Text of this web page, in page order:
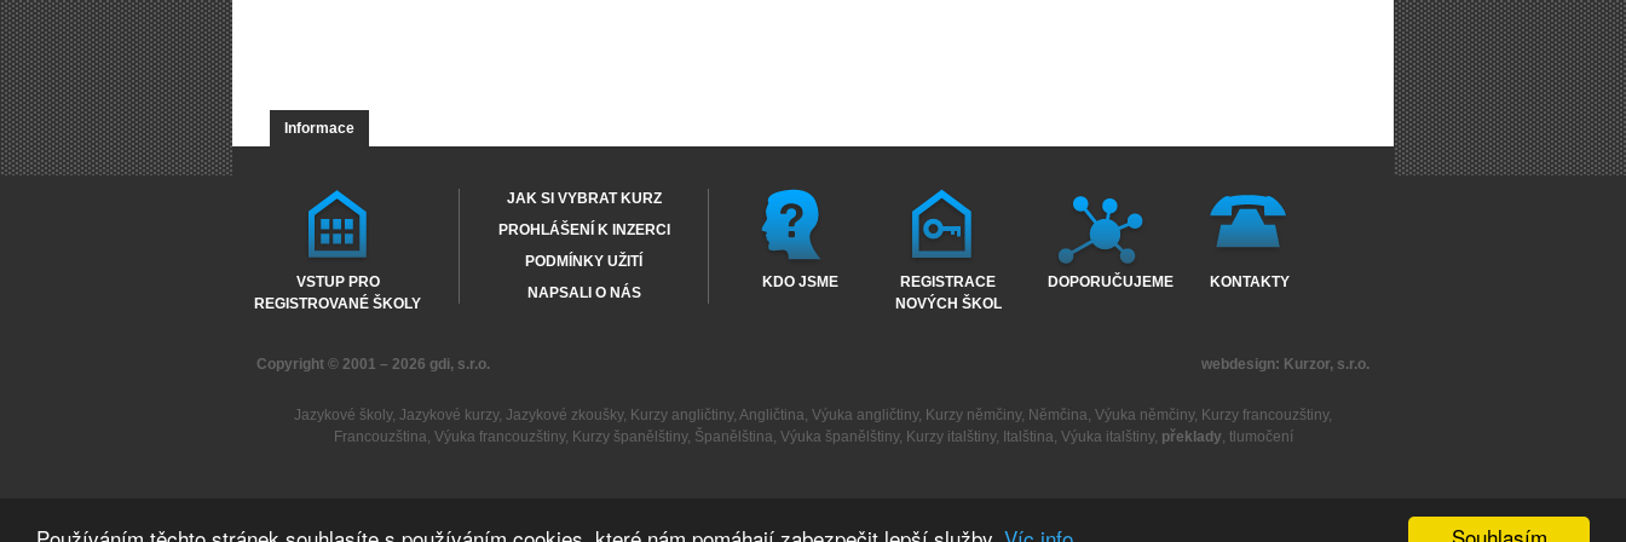
Informace
VSTUP PRO
REGISTROVANÉ ŠKOLY
JAK SI VYBRAT KURZ
PROHLÁŠENÍ K INZERCI
PODMÍNKY UŽITÍ
NAPSALI O NÁS
KDO JSME
REGISTRACE
NOVÝCH ŠKOL
DOPORUČUJEME KONTAKTY
Copyright © 2001 – 2026 gdi, s.r.o. webdesign: Kurzor, s.r.o.
Jazykové školy, Jazykové kurzy, Jazykové zkoušky, Kurzy angličtiny, Angličtina, Výuka angličtiny, Kurzy němčiny, Němčina, Výuka němčiny, Kurzy francouzštiny,
Francouzština, Výuka francouzštiny, Kurzy španělštiny, Španělština, Výuka španělštiny, Kurzy italštiny, Italština, Výuka italštiny, překlady, tlumočení